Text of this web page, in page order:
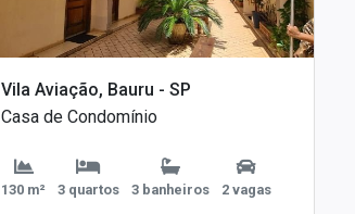
Vila Aviação, Bauru - SP
Casa de Condomínio
130 m² 3 quartos 3 banheiros 2 vagas